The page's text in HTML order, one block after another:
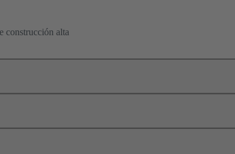
construcción alta